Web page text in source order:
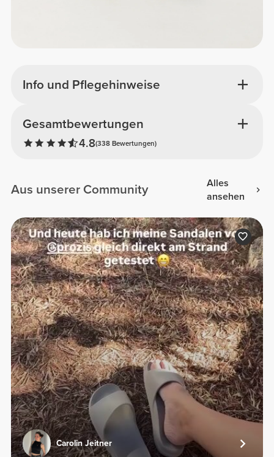
Info und Pflegehinweise
Gesamtbewertungen
4.8(338 Bewertungen)
Aus unserer Community
Alles
ansehen
Carolin Jeitner